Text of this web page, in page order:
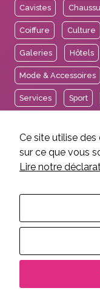
Cavistes
Coiffure Culture
Galeries Hôtels
Mode & Accessoires
Services Sport
Ce site utilise
sur ce que vous
Lire notre